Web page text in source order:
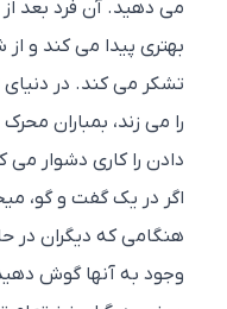
وجود به آنها گوش
عوض، دیگران نیز تمام
به گفته های شما گوش